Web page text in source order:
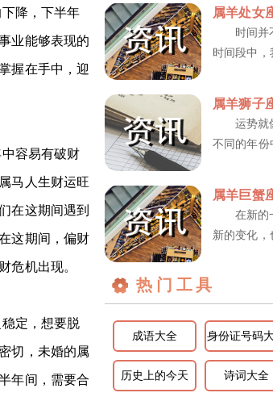
降，下半年
业能够表现的
握在手中，迎
容易有破财
马人生财运旺
在这期间遇到
这期间，偏财
机出现。
定，想要脱
切，未婚的属
年间，需要合
时间
时间段中
运势就
不同的年
在新的
新的变化
热门工具
成语大全 身份证号码
历史上的今天 诗词大全